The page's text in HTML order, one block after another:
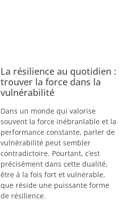
La résilience au quotidien :
trouver la force dans la
vulnérabilité
Dans un monde qui valorise
souvent la force inébranlable et la
performance constante, parler de
vulnérabilité peut sembler
contradictoire. Pourtant, c’est
précisément dans cette dualité,
être à la fois fort et vulnérable,
que réside une puissante forme
de résilience.